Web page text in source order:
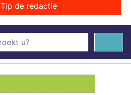
Tip de redactie